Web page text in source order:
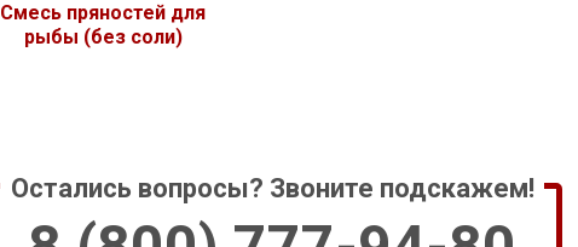
Смесь пряностей для
рыбы (без соли)
Остались вопросы? Звоните подскажем!